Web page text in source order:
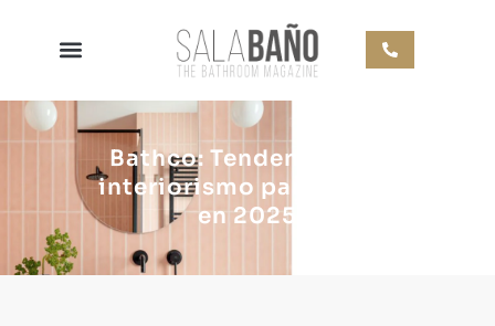
Bathco: Tendencias de
interiorismo para baños
en 2025